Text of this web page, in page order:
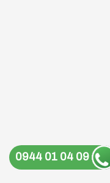
0944 01 04 09